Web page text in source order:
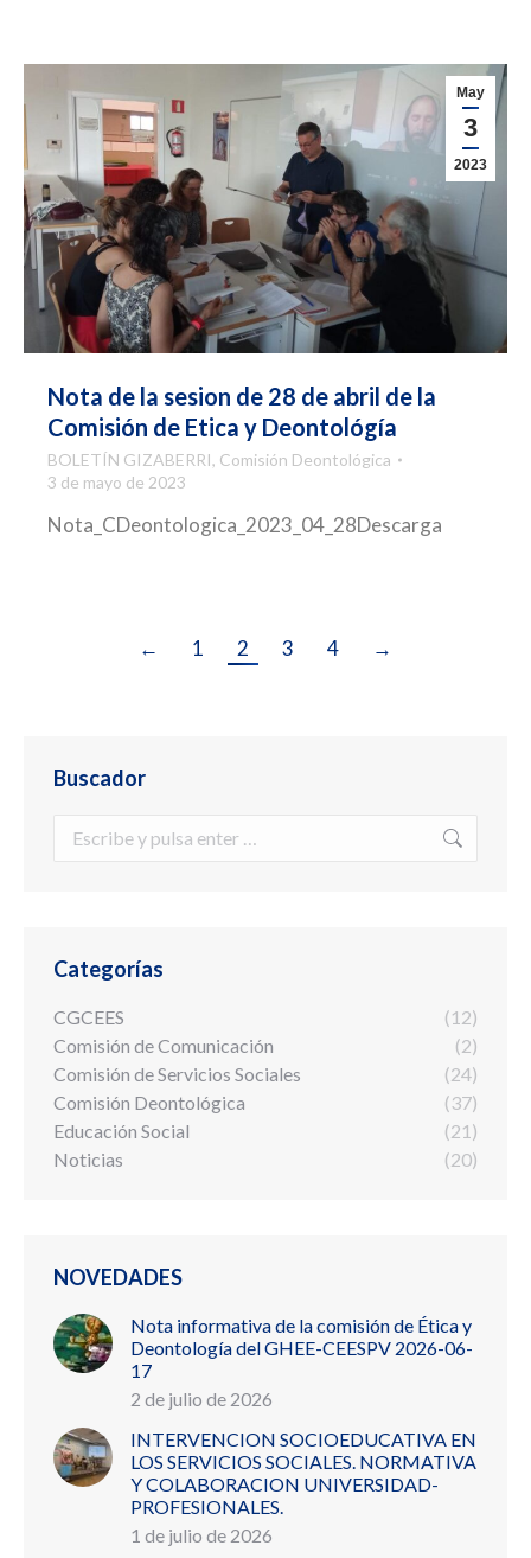
May
3
2023
Nota de la sesion de 28 de abril de la
Comisión de Etica y Deontológía
BOLETÍN GIZABERRI, Comisión Deontológica
3 de mayo de 2023
Nota_CDeontologica_2023_04_28Descarga
← 1 2 3 4 →
Buscador
Categorías
CGCEES
(12)
Comisión de Comunicación
(2)
Comisión de Servicios Sociales
(24)
Comisión Deontológica
(37)
Educación Social
(21)
Noticias
(20)
NOVEDADES
Nota informativa de la comisión de Ética y
Deontología del GHEE-CEESPV 2026-06-
17
2 de julio de 2026
INTERVENCION SOCIOEDUCATIVA EN
LOS SERVICIOS SOCIALES. NORMATIVA
Y COLABORACION UNIVERSIDAD-
PROFESIONALES.
1 de julio de 2026